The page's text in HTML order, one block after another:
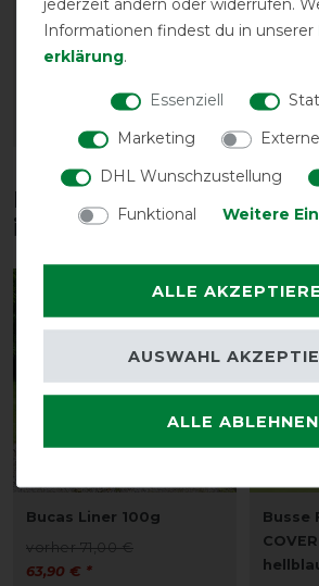
LeMieux Arika Jersey-
Tek Rug
vorher 69,95 €
ARTIKEL MERKEN
vorher
Diese Produkte könnten
interessieren
Bucas Liner 100g
vorher 71,00 €
63,90 € *
-13%
Busse
Informationen findest du in unserer
erklärung.
Essenziell
Marketing
DHL Wunschzustellung
Funktional
Weitere
ALLE
ALLE ABLEHNEN
AUSWAHL